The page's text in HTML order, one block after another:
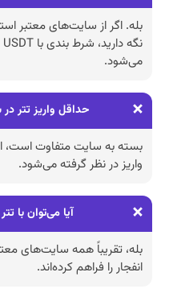
بله. اگر از سایت‌های معتبر
می‌شود.
حداقل واریز تتر
واریز در نظر گرفته می‌شود.
آیا می‌توان با
بله، تقریباً همه سایت‌های
انفجار را فراهم کرده‌اند.